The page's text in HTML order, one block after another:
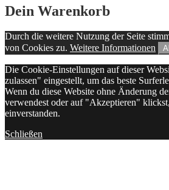
Dein Warenkorb
Durch die weitere Nutzung der Seite
von Cookies zu. Weitere Informationen
Die Cookie-Einstellungen auf dieser
zulassen" eingestellt, um das beste
Wenn du diese Website ohne Änderung
verwendest oder auf "Akzeptieren"
einverstanden.
Schließen